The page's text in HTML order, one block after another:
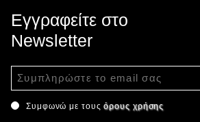
Εγγραφείτε στο
Newsletter
Συμφωνώ με τουςόρους χρήσης